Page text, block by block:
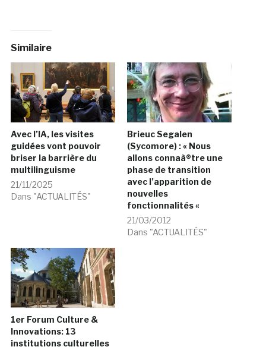
Similaire
Avec l’IA, les visites
guidées vont pouvoir
briser la barrière du
multilinguisme
21/11/2025
Dans "ACTUALITÉS"
Brieuc Segalen
(Sycomore) : « Nous
allons connaà®tre une
phase de transition
avec l’apparition de
nouvelles
fonctionnalités «
21/03/2012
Dans "ACTUALITÉS"
1er Forum Culture &
Innovations: 13
institutions culturelles